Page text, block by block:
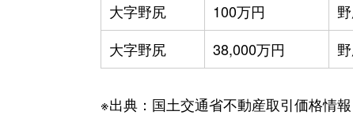
大字野尻
100万円
大字野尻
38,000万円
※出典：国土交通省不動産取引価格情報